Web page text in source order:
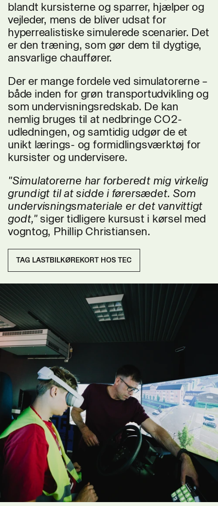
blandt kursisterne og sparrer, hjælper og
vejleder, mens de bliver udsat for
hyperrealistiske simulerede scenarier. Det
er den træning, som gør dem til dygtige,
ansvarlige chauffører.
Der er mange fordele ved simulatorerne –
både inden for grøn transportudvikling og
som undervisningsredskab. De kan
nemlig bruges til at nedbringe CO2-
udledningen, og samtidig udgør de et
unikt lærings- og formidlingsværktøj for
kursister og undervisere.
"Simulatorerne har forberedt mig virkelig
grundigt til at sidde i førersædet. Som
undervisningsmateriale er det vanvittigt
godt,"siger tidligere kursust i kørsel med
vogntog, Phillip Christiansen.
TAG LASTBILKØREKORT HOS TEC